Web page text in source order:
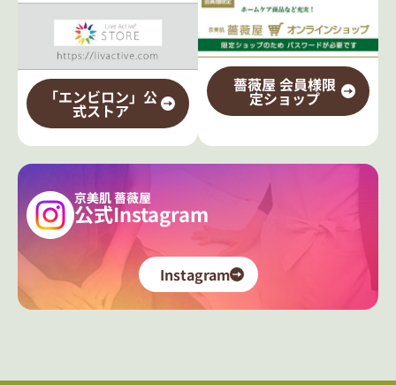
「エンビロン」公
式ストア
薔薇屋 会員様限
定ショップ
京美肌 薔薇屋
公式Instagram
Instagram